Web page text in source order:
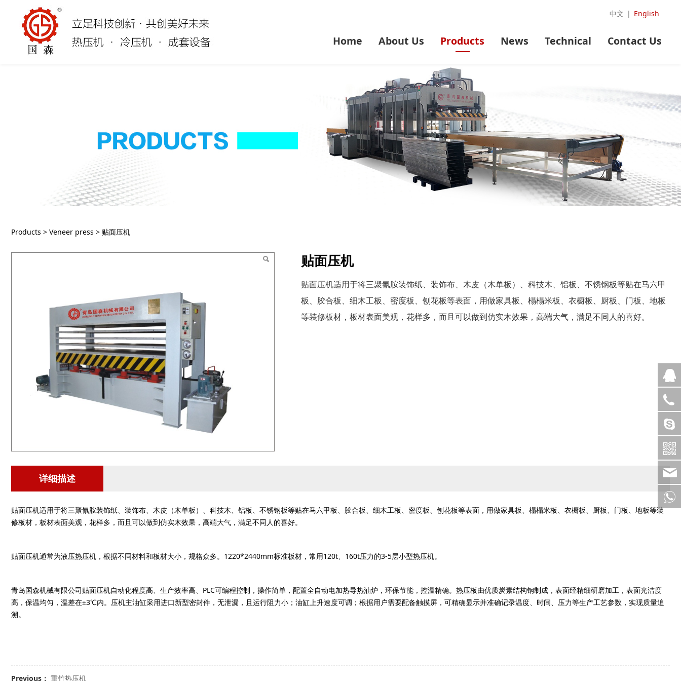
中文 | English
Home About Us Products News Technical Contact Us
贴面压机
Products > Veneer press > 贴面压机
贴面压机
贴面压机适用于将三聚氰胺装饰纸、装饰布、木皮（木单板）、科技木、铝板、不锈钢板等贴在马六甲
板、胶合板、细木工板、密度板、刨花板等表面，用做家具板、榻榻米板、衣橱板、厨板、门板、地板
等装修板材，板材表面美观，花样多，而且可以做到仿实木效果，高端大气，满足不同人的喜好。
详细描述
贴面压机适用于将三聚氰胺装饰纸、装饰布、木皮（木单板）、科技木、铝板、不锈钢板等贴在马六甲板、胶合板、细木工板、密度板、刨花板等表面，用做家具板、榻榻米板、衣橱板、厨板、门板、地板等装
修板材，板材表面美观，花样多，而且可以做到仿实木效果，高端大气，满足不同人的喜好。
贴面压机通常为液压热压机，根据不同材料和板材大小，规格众多。 1220*2440mm标准板材，常用 120t 160t压力的3-5层小型热压机。
青岛国森机械有限公司贴面压机自动化程度高、生产效率高、 PLC可编程控制，操作简单，配置全自动电加热导热油炉，环保节能，控温精确。热压板由优质炭素结构钢制成，表面经精细研磨加工，表面光洁度
高，保温均匀，温差在±3℃内。压机主油缸采用进口新型密封件，无泄漏，且运行阻力小；油缸上升速度可调；根据用户需要配备触摸屏，可精确显示并准确记录温度、时间、压力等生产工艺参数，实现质量追
溯。
Previous： 重竹热压机